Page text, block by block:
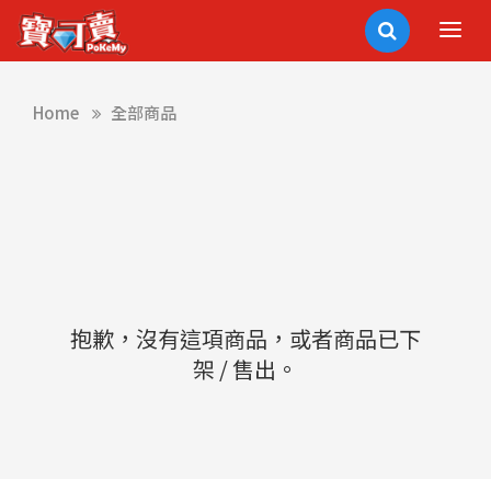
Home 全部商品
抱歉，沒有這項商品，或者商品已下
架 / 售出。